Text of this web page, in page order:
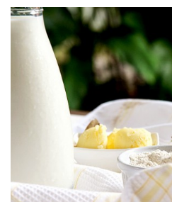
receita,
dicas
e
truques
do
molho
branco